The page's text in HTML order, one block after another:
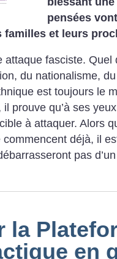
pensées
familles et leurs
attaque fasciste. Quel
du nationalisme,
est toujours le
il prouve qu’à ses
à attaquer. Alors
commencent déjà, il
pas
la
en